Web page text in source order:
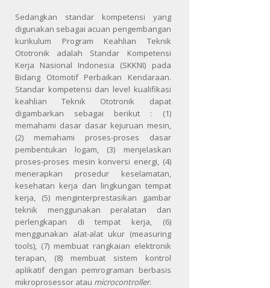
Sedangkan standar kompetensi yang
digunakan sebagai acuan pengembangan
kurikulum Program Keahlian Teknik
Ototronik adalah Standar Kompetensi
Kerja Nasional Indonesia (SKKNI) pada
Bidang Otomotif Perbaikan Kendaraan.
Standar kompetensi dan level kualifikasi
keahlian Teknik Ototronik dapat
digambarkan sebagai berikut : (1)
memahami dasar dasar kejuruan mesin,
(2) memahami proses-proses dasar
pembentukan logam, (3) menjelaskan
proses-proses mesin konversi energi, (4)
menerapkan prosedur keselamatan,
kesehatan kerja dan lingkungan tempat
kerja, (5) menginterprestasikan gambar
teknik menggunakan peralatan dan
perlengkapan di tempat kerja, (6)
menggunakan alat-alat ukur (measuring
tools), (7) membuat rangkaian elektronik
terapan, (8) membuat sistem kontrol
aplikatif dengan pemrograman berbasis
mikroprosessor atau microcontroller.